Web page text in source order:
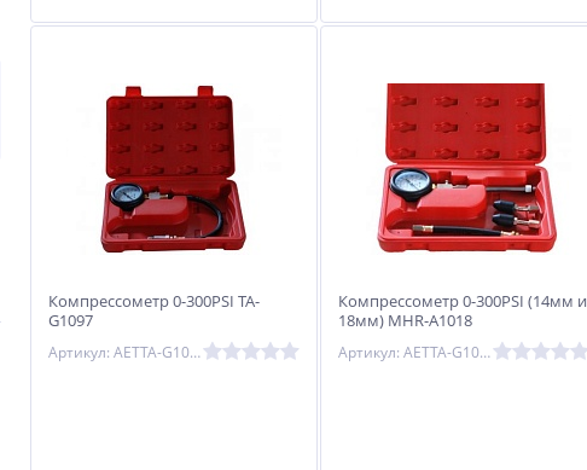
Компрессометр 0-300PSI TA-
G1097
Артикул: AETTA-G1097
Компрессометр 0-300PSI (14мм и
18мм) MHR-A1018
Артикул: AETTA-G1098